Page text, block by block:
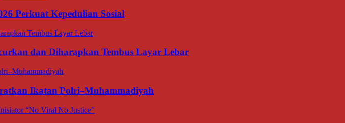
Perkuat Kepedulian Sosial
dan Diharapkan Tembus Layar Lebar
Ikatan Polri–Muhammadiyah